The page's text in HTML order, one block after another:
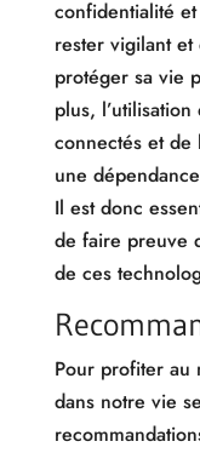
confidentialité
rester vigilant
protéger sa vie
plus,
connectés et
une
Il est donc
de faire preuve
de ces
Pour profiter au
dans notre vie